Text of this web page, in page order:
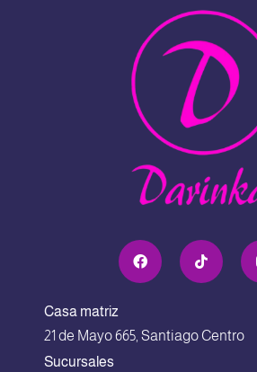
Casa matriz
21 de Mayo 665, Santiago Centro
Sucursales